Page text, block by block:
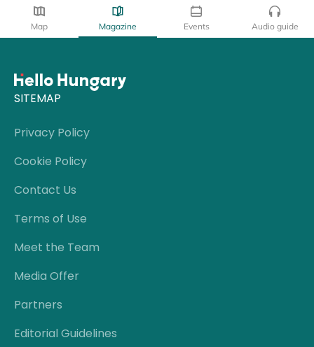
Map Magazine Events Audio guide
SITEMAP
Privacy Policy
Cookie Policy
Contact Us
Terms of Use
Meet the Team
Media Offer
Partners
Editorial Guidelines